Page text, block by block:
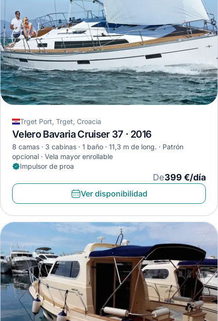
Trget Port, Trget, Croacia
Velero Bavaria Cruiser 37 · 2016
8 camas 3 cabinas 1 baño 11,3 m de long.
Patrón
opcional
Vela mayor enrollable
Impulsor de proa
De399 €/día
Ver disponibilidad